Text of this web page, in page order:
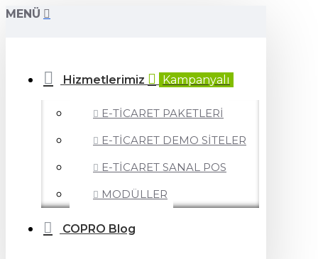
MENÜ
Hizmetlerimiz Kampanyalı
E-TİCARET PAKETLERİ
E-TİCARET DEMO SİTELER
E-TİCARET SANAL POS
MODÜLLER
COPRO Blog